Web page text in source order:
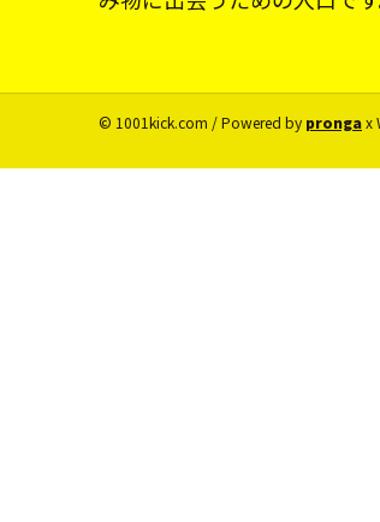
© 1001kick.com / Powered by prongax